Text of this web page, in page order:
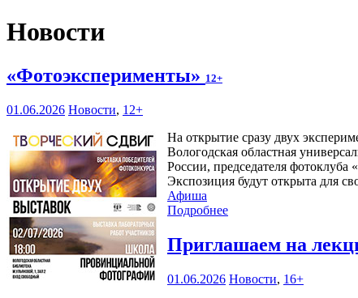
Новости
«Фотоэксперименты» 12+
01.06.2026 Новости, 12+
На открытие сразу двух
Вологодская областная
России, председателя
Экспозиция будут открыта для
Афиша
Подробнее
Приглашаем на
01.06.2026 Новости, 16+